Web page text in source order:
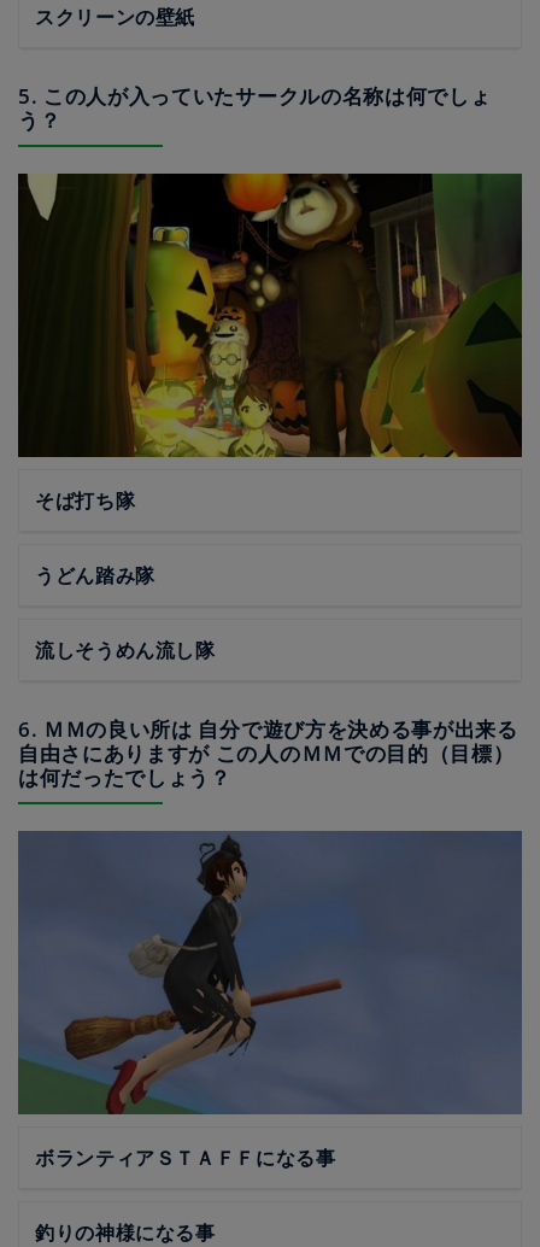
スクリーンの壁紙
5. この人が入っていたサークルの名称は何でしょ
う？
そば打ち隊
うどん踏み隊
流しそうめん流し隊
6. ＭＭの良い所は 自分で遊び方を決める事が出来る
自由さにありますが この人のＭＭでの目的（目標）
は何だったでしょう？
ボランティアＳＴＡＦＦになる事
釣りの神様になる事